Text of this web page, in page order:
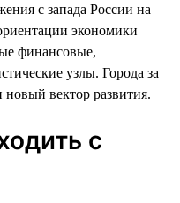
с запада России на
экономики
финансовые,
узлы. Города за
вектор развития.
с